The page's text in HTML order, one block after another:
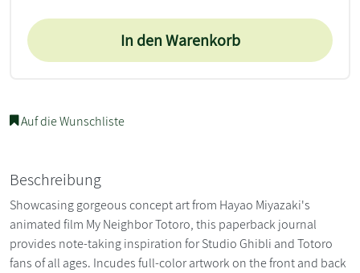
In den Warenkorb
Auf die Wunschliste
Beschreibung
Showcasing gorgeous concept art from Hayao Miyazaki's
animated film My Neighbor Totoro, this paperback journal
provides note-taking inspiration for Studio Ghibli and Totoro
fans of all ages. Incudes full-color artwork on the front and back